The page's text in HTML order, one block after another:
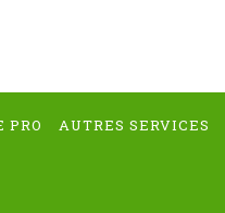
PRO AUTRES SERVICES